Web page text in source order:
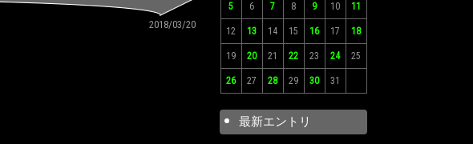
2018/03/20
5 6 7 8 9 10 11
12 13 14 15 16 17 18
19 20 21 22 23 24 25
26 27 28 29 30 31
最新エントリ